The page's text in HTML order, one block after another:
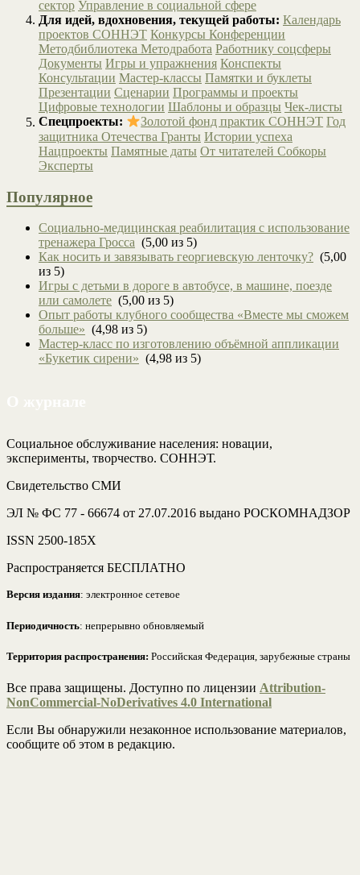
сектор Управление в социальной сфере
Для идей, вдохновения, текущей работы: Календарь
проектов СОННЭТ Конкурсы Конференции
Методбиблиотека Методработа Работнику соцсферы
Документы Игры и упражнения Конспекты
Консультации Мастер-классы Памятки и буклеты
Презентации Сценарии Программы и проекты
Цифровые технологии Шаблоны и образцы Чек-листы
Спецпроекты:
Золотой фонд практик СОННЭТ Год
защитника Отечества Гранты Истории успеха
Нацпроекты Памятные даты От читателей Собкоры
Эксперты
Популярное
Социально-медицинская реабилитация с использование
тренажера Гросса (5,00 из 5)
Как носить и завязывать георгиевскую ленточку? (5,00
из 5)
Игры с детьми в дороге в автобусе, в машине, поезде
или самолете (5,00 из 5)
Опыт работы клубного сообщества «Вместе мы сможем
больше» (4,98 из 5)
Мастер-класс по изготовлению объёмной аппликации
«Букетик сирени» (4,98 из 5)
Социальное обслуживание населения: новации,
эксперименты, творчество. СОННЭТ.
Свидетельство СМИ
ЭЛ № ФС 77 - 66674 от 27.07.2016 выдано РОСКОМНАДЗОР
ISSN 2500-185Х
Распространяется БЕСПЛАТНО
Версия издания: электронное сетевое
Периодичность: непрерывно обновляемый
Территория распространения: Российская Федерация, зарубежные страны
Все права защищены. Доступно по лицензии Attribution-
NonCommercial-NoDerivatives 4.0 International
Если Вы обнаружили незаконное использование материалов,
сообщите об этом в редакцию.